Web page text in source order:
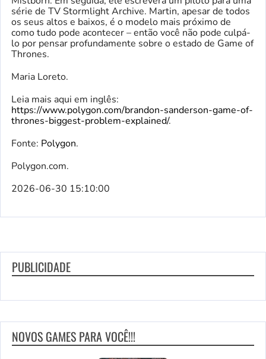
série de TV Stormlight Archive. Martin, apesar de todos
os seus altos e baixos, é o modelo mais próximo de
como tudo pode acontecer – então você não pode culpá-
lo por pensar profundamente sobre o estado de Game of
Thrones.
Maria Loreto.
Leia mais aqui em inglês:
https://www.polygon.com/brandon-sanderson-game-of-
thrones-biggest-problem-explained/.
Fonte: Polygon.
Polygon.com.
2026-06-30 15:10:00
PUBLICIDADE
NOVOS GAMES PARA VOCÊ!!!